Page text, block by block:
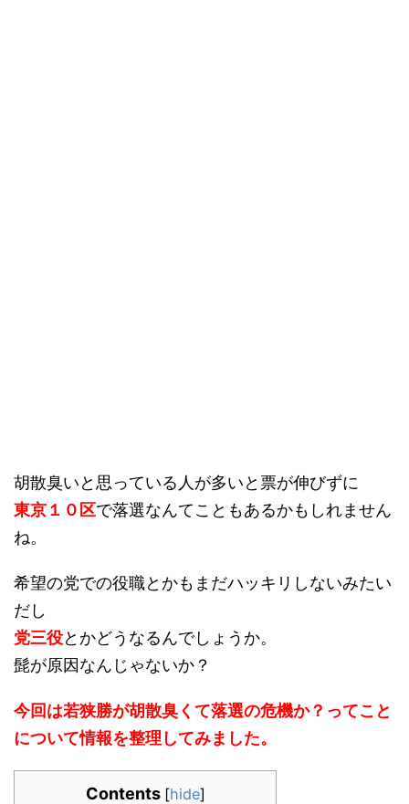
胡散臭いと思っている人が多いと票が伸びずに
東京１０区で落選なんてこともあるかもしれません
ね。
希望の党での役職とかもまだハッキリしないみたい
だし
党三役とかどうなるんでしょうか。
髭が原因なんじゃないか？
今回は若狭勝が胡散臭くて落選の危機か？ってこと
について情報を整理してみました。
Contents [hide]